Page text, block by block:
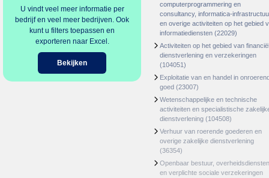
U vindt veel meer informatie per
bedrijf en veel meer bedrijven. Ook
kunt u filters toepassen en
exporteren naar Excel.
Bekijken
computerprogrammering en
consultancy, informatica-
en overige activiteiten op het gebied
informatiediensten (22029)
Activiteiten op het gebied van
dienstverlening en verzekeringen
(104051)
Exploitatie van en handel in
goed (23007)
Wetenschappelijke en technische
activiteiten en specialistische
dienstverlening (104508)
Verhuur van roerende goederen en
overige zakelijke dienstverlening
(36354)
Openbaar bestuur, overheidsdiensten
en verplichte sociale verzekeringen